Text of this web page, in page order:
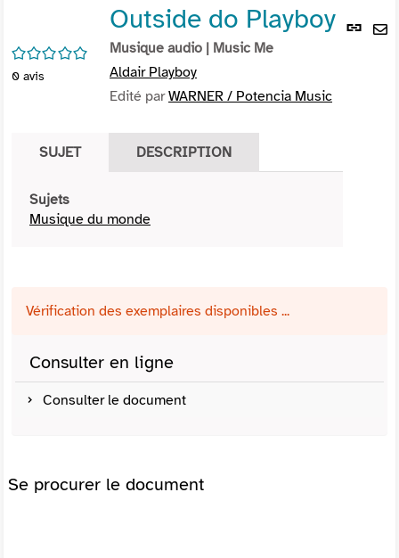
Lien
/5
0 avis
Outside do Playboy
Musique audio | Music Me
Aldair Playboy
Edité parWARNER / Potencia Music
SUJET DESCRIPTION
Sujets
Musique du monde
Vérification des exemplaires disponibles ...
Consulter en ligne
Consulter le document
Se procurer le document